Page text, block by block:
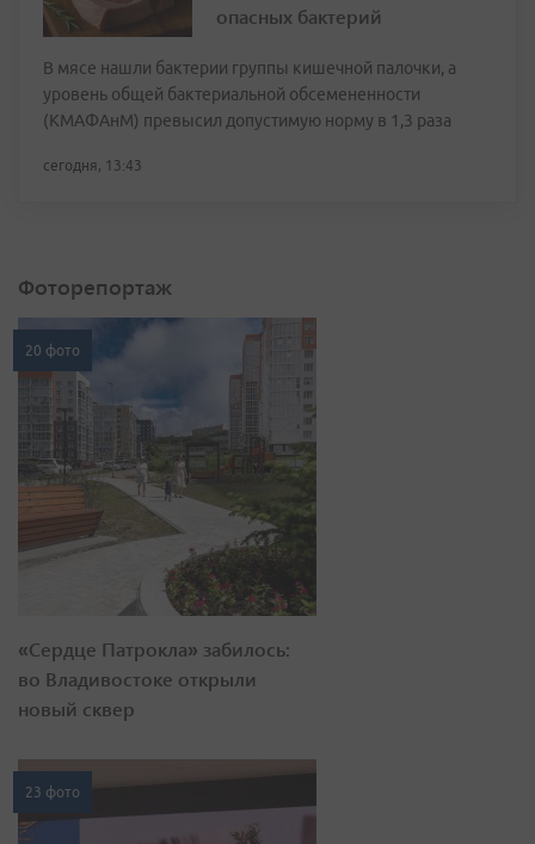
опасных бактерий
В мясе нашли бактерии группы кишечной палочки, а
уровень общей бактериальной обсемененности
(КМАФАнМ) превысил допустимую норму в 1,3 раза
сегодня, 13:43
Фоторепортаж
20 фото
«Сердце Патрокла» забилось:
во Владивостоке открыли
новый сквер
23 фото